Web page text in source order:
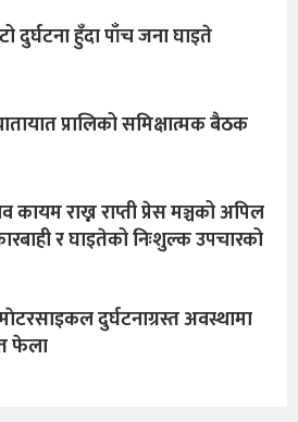
दुर्घटना हुँदा पाँच जना घाइते
प्रालिको समिक्षात्मक बैठक
कायम राख्न राप्ती प्रेस मञ्चको अपिल
र घाइतेको निःशुल्क उपचारको
दुर्घटनाग्रस्त अवस्थामा
फेला